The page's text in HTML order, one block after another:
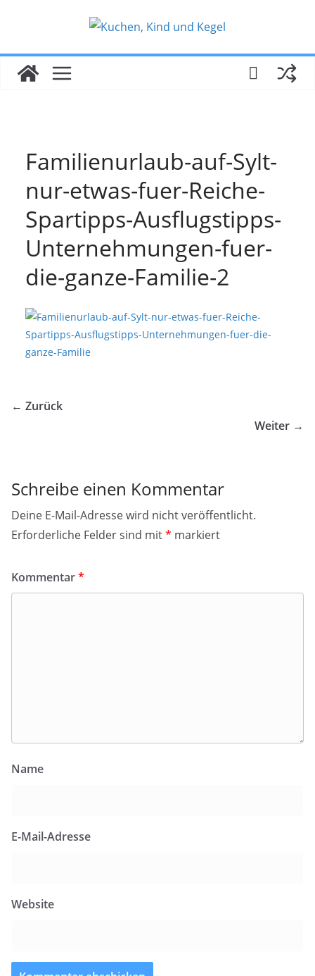
Familienurlaub-auf-Sylt-
nur-etwas-fuer-Reiche-
Spartipps-Ausflugstipps-
Unternehmungen-fuer-
die-ganze-Familie-2
← Zurück
Weiter →
Schreibe einen Kommentar
Deine E-Mail-Adresse wird nicht veröffentlicht.
Erforderliche Felder sind mit* markiert
Kommentar*
Name
E-Mail-Adresse
Website